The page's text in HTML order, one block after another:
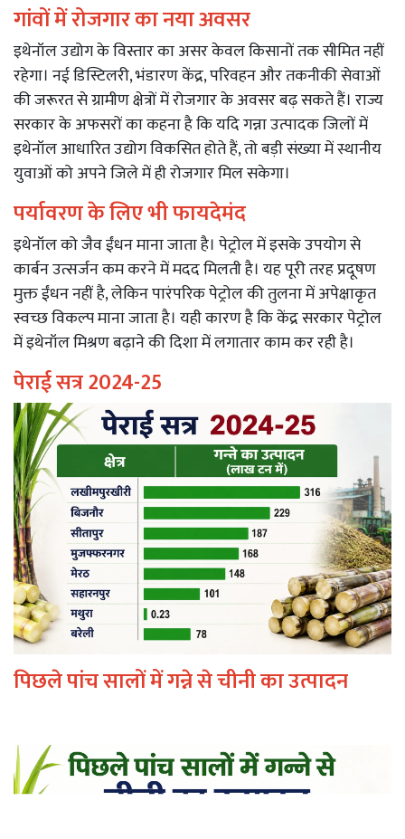
गांवों में रोजगार का नया अवसर
इथेनॉल उद्योग के विस्तार का असर केवल किसानों तक सीमित नहीं
रहेगा। नई डिस्टिलरी, भंडारण केंद्र, परिवहन और तकनीकी सेवाओं
की जरूरत से ग्रामीण क्षेत्रों में रोजगार के अवसर बढ़ सकते हैं। राज्य
सरकार के अफसरों का कहना है कि यदि गन्ना उत्पादक जिलों में
इथेनॉल आधारित उद्योग विकसित होते हैं, तो बड़ी संख्या में स्थानीय
युवाओं को अपने जिले में ही रोजगार मिल सकेगा।
पर्यावरण के लिए भी फायदेमंद
इथेनॉल को जैव ईंधन माना जाता है। पेट्रोल में इसके उपयोग से
कार्बन उत्सर्जन कम करने में मदद मिलती है। यह पूरी तरह प्रदूषण
मुक्त ईंधन नहीं है, लेकिन पारंपरिक पेट्रोल की तुलना में अपेक्षाकृत
स्वच्छ विकल्प माना जाता है। यही कारण है कि केंद्र सरकार पेट्रोल
में इथेनॉल मिश्रण बढ़ाने की दिशा में लगातार काम कर रही है।
पेराई सत्र 2024-25
पिछले पांच सालों में गन्ने से चीनी का उत्पादन